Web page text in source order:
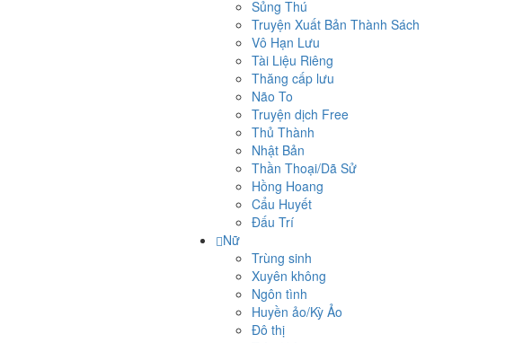
Sủng Thú
Truyện Xuất Bản Thành Sách
Vô Hạn Lưu
Tài Liệu Riêng
Thăng cấp lưu
Não To
Truyện dịch Free
Thủ Thành
Nhật Bản
Thần Thoại/Dã Sử
Hồng Hoang
Cẩu Huyết
Đấu Trí
Nữ
Trùng sinh
Xuyên không
Ngôn tình
Huyền ảo/Kỳ Ảo
Đô thị